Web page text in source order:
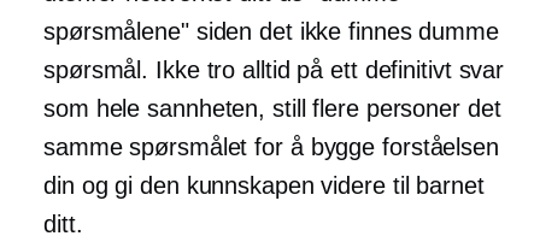
spørsmålene" siden det ikke finnes dumme
spørsmål. Ikke tro alltid på ett definitivt svar
som hele sannheten, still flere personer det
samme spørsmålet for å bygge forståelsen
din og gi den kunnskapen videre til barnet
ditt.